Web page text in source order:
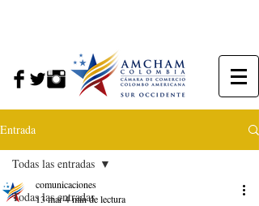
Entrada
Todas las entradas
Todas las entradas
comunicaciones
13 mar4 min de lectura